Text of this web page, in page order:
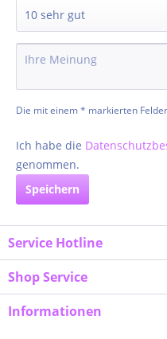
Die mit einem * markierten
Ich habe die
genommen.
Speichern
Service Hotline
Shop Service
Informationen